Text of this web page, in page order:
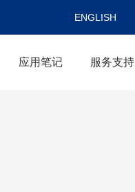
ENGLISH
应用笔记 服务支持